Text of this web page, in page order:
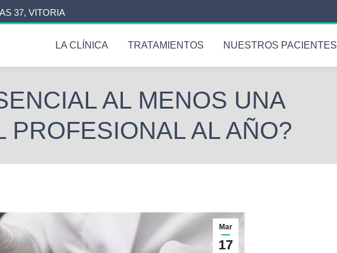
37, VITORIA
LA CLÍNICA TRATAMIENTOS NUESTROS PACIENTES
AL MENOS UNA
PROFESIONAL AL AÑO?
Mar
17